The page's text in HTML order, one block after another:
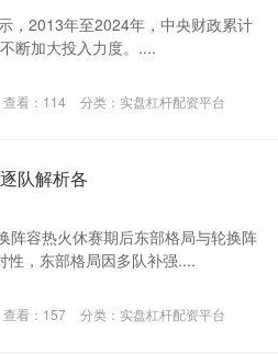
，2013年至2024年，中央财政累计
断加大投入力度。....
查看： 114 分类： 实盘杠杆配资平台
队解析各
阵容热火休赛期后东部格局与轮换阵
性，东部格局因多队补强....
查看： 157 分类： 实盘杠杆配资平台